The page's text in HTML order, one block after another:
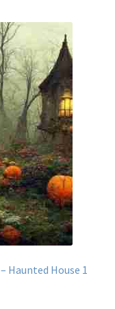
Haunted House 1